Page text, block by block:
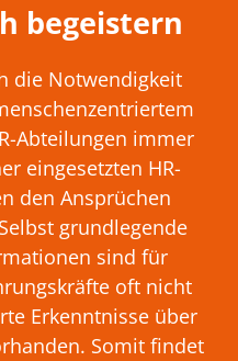
begeistern
die Notwendigkeit
Abteilungen immer
eingesetzten HR-
den Ansprüchen
grundlegende
sind für
oft nicht
Erkenntnisse über
Somit findet